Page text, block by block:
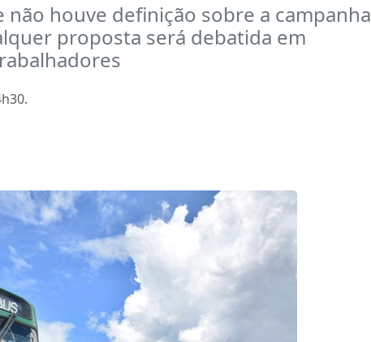
não houve definição sobre a campanha
proposta será debatida em